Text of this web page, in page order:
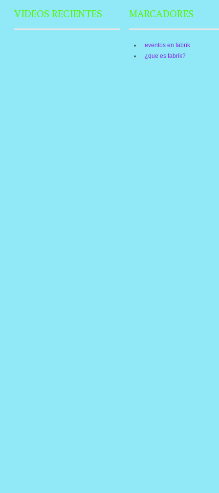
VIDEOS RECIENTES MARCADORES
eventos en fabrik
¿que es fabrik?